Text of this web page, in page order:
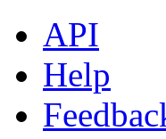
API
Help